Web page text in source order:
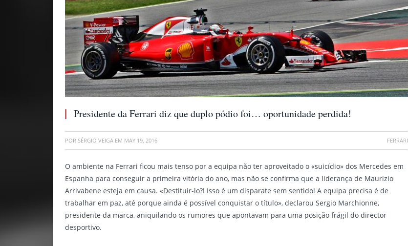
Presidente da Ferrari diz que duplo pódio foi… oportunidade perdida!
POR SÉRGIO VEIGA EM MAY 19, 2016 FERRARI
O ambiente na Ferrari ficou mais tenso por a equipa não ter aproveitado o «suicídio» dos Mercedes em
Espanha para conseguir a primeira vitória do ano, mas não se confirma que a liderança de Maurizio
Arrivabene esteja em causa. «Destituir-lo?! Isso é um disparate sem sentido! A equipa precisa é de
trabalhar em paz, até porque ainda é possível conquistar o título», declarou Sergio Marchionne,
presidente da marca, aniquilando os rumores que apontavam para uma posição frágil do director
desportivo.